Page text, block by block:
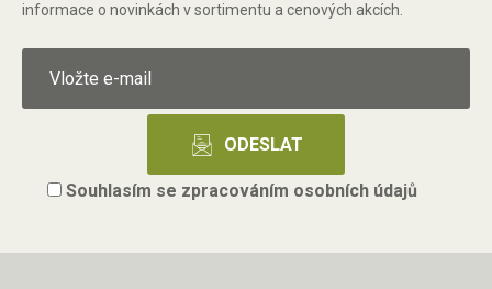
informace o novinkách v sortimentu a cenových akcích.
Souhlasím se zpracováním osobních údajů